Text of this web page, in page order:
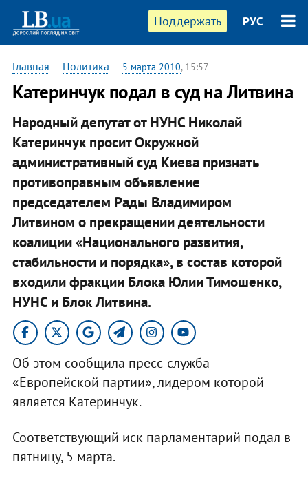
Поддержать РУС
Главная — Политика — 5 марта 2010, 15:57
Катеринчук подал в суд на Литвина
Народный депутат от НУНС Николай
Катеринчук просит Окружной
административный суд Киева признать
противоправным объявление
председателем Рады Владимиром
Литвином о прекращении деятельности
коалиции «Национального развития,
стабильности и порядка», в состав которой
входили фракции Блока Юлии Тимошенко,
НУНС и Блок Литвина.
Об этом сообщила пресс-служба
«Европейской партии», лидером которой
является Катеринчук.
Соответствующий иск парламентарий подал в
пятницу, 5 марта.